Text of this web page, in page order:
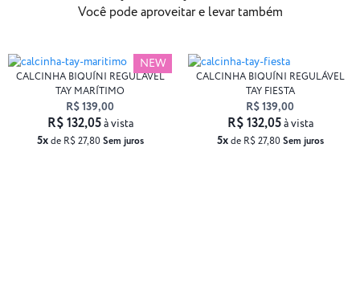
Você pode aproveitar e levar também
NEW
CALCINHA BIQUÍNI REGULÁVEL
TAY MARÍTIMO
R$ 139,00
5xde R$ 27,80 Sem juros
R$ 132,05à vista
CALCINHA BIQUÍNI REGULÁVEL
TAY FIESTA
R$ 139,00
5xde R$ 27,80 Sem juros
R$ 132,05à vista